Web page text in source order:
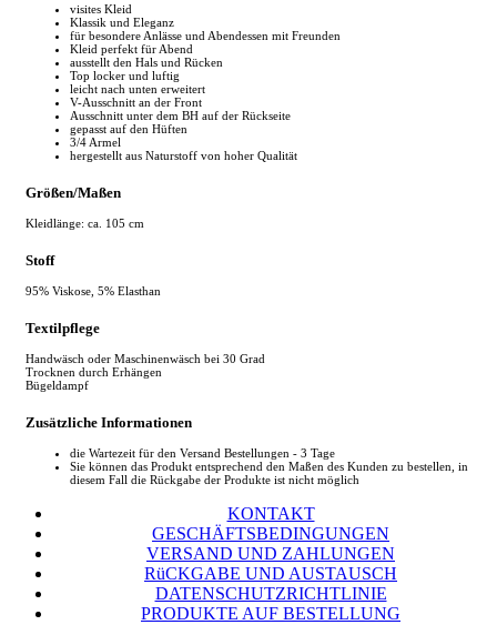
visites Kleid
Klassik und Eleganz
für besondere Anlässe und Abendessen mit Freunden
Kleid perfekt für Abend
ausstellt den Hals und Rücken
Top locker und luftig
leicht nach unten erweitert
V-Ausschnitt an der Front
Ausschnitt unter dem BH auf der Rückseite
gepasst auf den Hüften
3/4 Armel
hergestellt aus Naturstoff von hoher Qualität
Größen/Maßen
Kleidlänge: ca. 105 cm
Stoff
95% Viskose, 5% Elasthan
Textilpflege
Handwäsch oder Maschinenwäsch bei 30 Grad
Trocknen durch Erhängen
Bügeldampf
Zusätzliche Informationen
die Wartezeit für den Versand Bestellungen - 3 Tage
Sie können das Produkt entsprechend den Maßen des Kunden zu bestellen, in
diesem Fall die Rückgabe der Produkte ist nicht möglich
KONTAKT
GESCHÄFTSBEDINGUNGEN
VERSAND UND ZAHLUNGEN
RüCKGABE UND AUSTAUSCH
DATENSCHUTZRICHTLINIE
PRODUKTE AUF BESTELLUNG